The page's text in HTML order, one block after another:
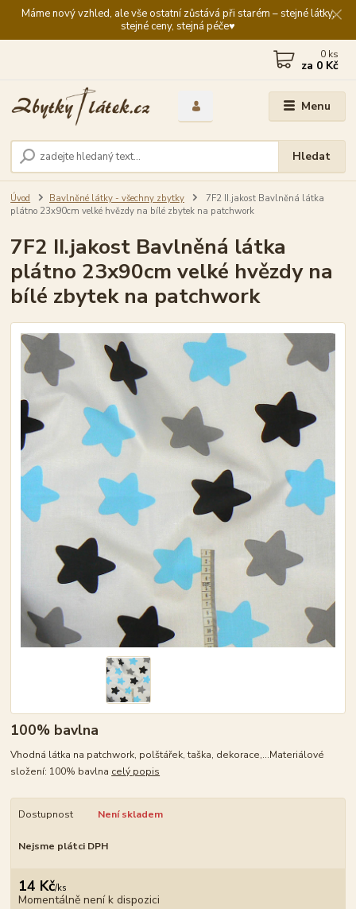
Máme nový vzhled, ale vše ostatní zůstává při starém – stejné látky,
stejné ceny, stejná péče♥️
Menu
Hledat
0 ks
za 0 Kč
Úvod Bavlněné látky - všechny zbytky
7F2 II.jakost Bavlněná látka
plátno 23x90cm velké hvězdy na bílé zbytek na patchwork
7F2 II.jakost Bavlněná látka
plátno 23x90cm velké hvězdy na
bílé zbytek na patchwork
100% bavlna
Vhodná látka na patchwork, polštářek, taška, dekorace,...Materiálové
složení: 100% bavlna celý popis
Dostupnost Není skladem
Nejsme plátci DPH
14 Kč/ks
Momentálně není k dispozici